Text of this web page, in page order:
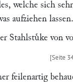
welche sich
aufziehen lassen.
Stahlstuͤke von
feilenartig